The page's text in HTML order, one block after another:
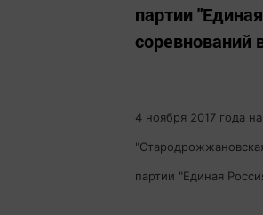
партии
соревнований
4 ноября 2017 года
партии "Единая